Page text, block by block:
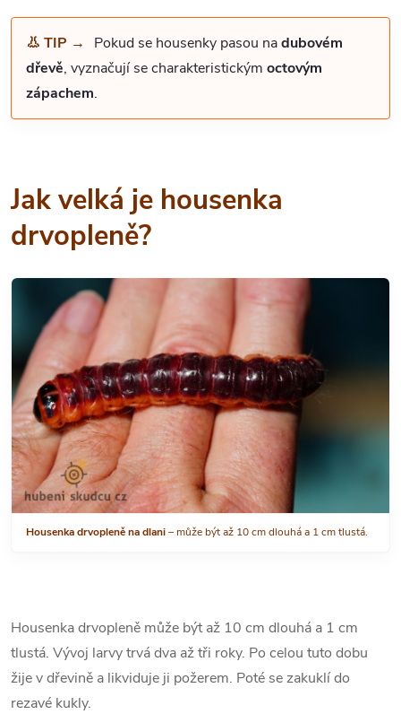
👃 TIP → Pokud se housenky pasou nadubovém
dřevě, vyznačují se charakteristickým octovým
zápachem.
Jak velká je housenka
drvopleně?
Housenka drvopleně na dlani– může být až 10 cm dlouhá a 1 cm tlustá.
Housenka drvopleně může být až 10 cm dlouhá a 1 cm
tlustá. Vývoj larvy trvá dva až tři roky. Po celou tuto dobu
žije v dřevině a likviduje ji požerem. Poté se zakuklí do
rezavé kukly.